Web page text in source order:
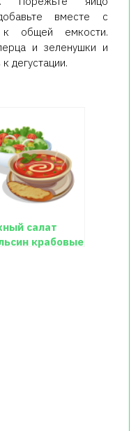
вместе с
к общей емкости.
и зеленушки и
дегустации.
салат
крабовые